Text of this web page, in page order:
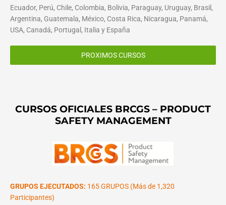
Ecuador, Perú, Chile, Colombia, Bolivia, Paraguay, Uruguay, Brasil,
Argentina, Guatemala, México, Costa Rica, Nicaragua, Panamá,
USA, Canadá, Portugal, Italia y España
PROXIMOS CURSOS
CURSOS OFICIALES BRCGS – PRODUCT
SAFETY MANAGEMENT
GRUPOS EJECUTADOS: 165 GRUPOS (Más de 1,320
Participantes)